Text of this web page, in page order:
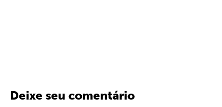
Deixe seu comentário